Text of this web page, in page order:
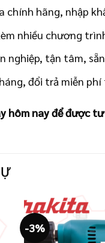
chính hãng, nhập
nhiều chương
nghiệp, tận tâm,
đổi trả miễn phí
hôm nay để được
-3%